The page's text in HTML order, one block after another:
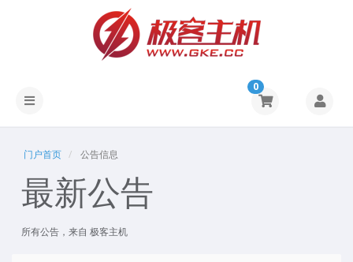
0
门户首页 公告信息
最新公告
所有公告，来自 极客主机